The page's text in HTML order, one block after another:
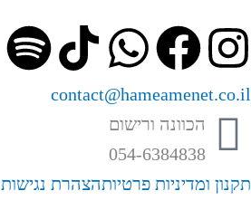
I
n
s
t
F
a
c
e
W
h
a
t
T
i
t
S
t
contact@hameamenet.co.il
הכוונה ורישום
054-6384838
תקנון ומדיניות פרטיותהצהרת נגישות